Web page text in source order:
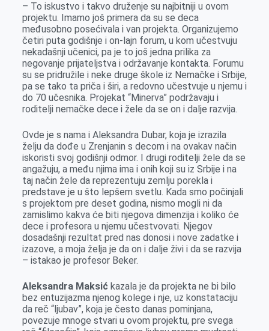
– To iskustvo i takvo druženje su najbitniji u ovom
projektu. Imamo još primera da su se deca
međusobno posećivala i van projekta. Organizujemo
četiri puta godišnje i on-lajn forum, u kom učestvuju
nekadašnji učenici, pa je to još jedna prilika za
negovanje prijateljstva i održavanje kontakta. Forumu
su se pridružile i neke druge škole iz Nemačke i Srbije,
pa se tako ta priča i širi, a redovno učestvuje u njemu i
do 70 učesnika. Projekat “Minerva” podržavaju i
roditelji nemačke dece i žele da se on i dalje razvija.
Ovde je s nama i Aleksandra Dubar, koja je izrazila
želju da dođe u Zrenjanin s decom i na ovakav način
iskoristi svoj godišnji odmor. I drugi roditelji žele da se
angažuju, a među njima ima i onih koji su iz Srbije i na
taj način žele da reprezentuju zemlju porekla i
predstave je u što lepšem svetlu. Kada smo počinjali
s projektom pre deset godina, nismo mogli ni da
zamislimo kakva će biti njegova dimenzija i koliko će
dece i profesora u njemu učestvovati. Njegov
dosadašnji rezultat pred nas donosi i nove zadatke i
izazove, a moja želja je da on i dalje živi i da se razvija
– istakao je profesor Beker.
Aleksandra Maksić kazala je da projekta ne bi bilo
bez entuzijazma njenog kolege i nje, uz konstataciju
da reč “ljubav”, koja je često danas pominjana,
povezuje mnoge stvari u ovom projektu, pre svega